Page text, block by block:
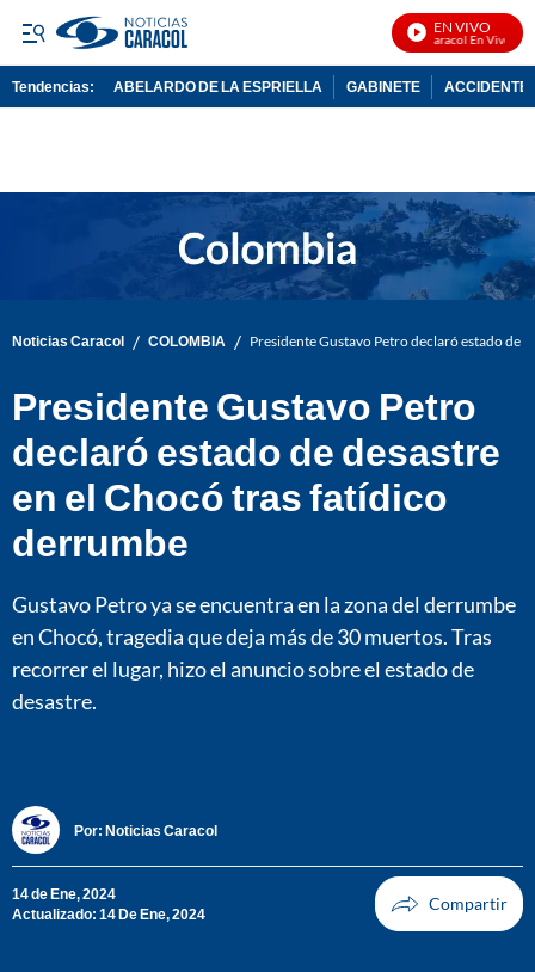
EN VIVO
Noticias Caracol En Vivo
Tendencias: ABELARDO DE LA ESPRIELLA GABINETE ACCIDENTE
Noticias Caracol / COLOMBIA / Presidente Gustavo Petro declaró estado de
Presidente Gustavo Petro
declaró estado de desastre
en el Chocó tras fatídico
derrumbe
Gustavo Petro ya se encuentra en la zona del derrumbe
en Chocó, tragedia que deja más de 30 muertos. Tras
recorrer el lugar, hizo el anuncio sobre el estado de
desastre.
Por: Noticias Caracol
14 de Ene, 2024
Actualizado: 14 De Ene, 2024